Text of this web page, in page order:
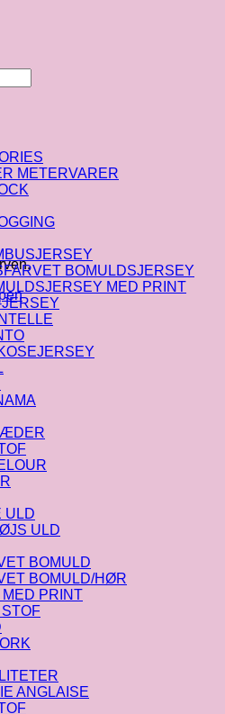
METERVARER
BOMULDSJERSEY
MED PRINT
ULD
ULD
BOMULD
BOMULD/HØR
MED PRINT
ANGLAISE